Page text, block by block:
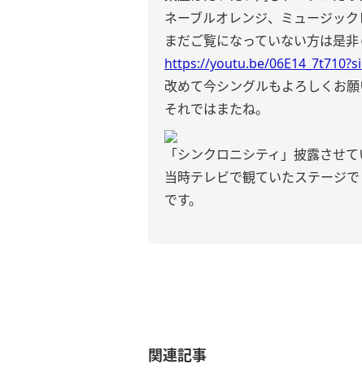
ネーブルオレンジ、ミュージック
まだご覧になっていない方は是
https://youtu.be/
改めて今シングルもよろしくお願
それではまたね。
「シンクロニシティ」披露させて
当時テレビで観ていたステージ
です。
関連記事